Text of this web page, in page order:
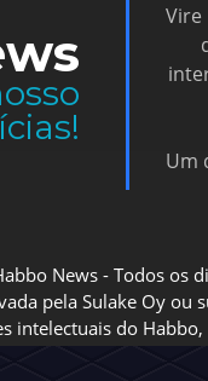
Vire
Um
News - Todos os
pela Sulake Oy ou
intelectuais do